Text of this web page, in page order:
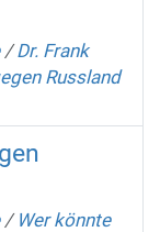
/Dr. Frank
Russland
/ Wer könnte